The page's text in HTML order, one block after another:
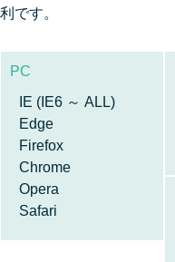
利です。
PC
IE (IE6 ～ ALL)
Edge
Firefox
Chrome
Opera
Safari